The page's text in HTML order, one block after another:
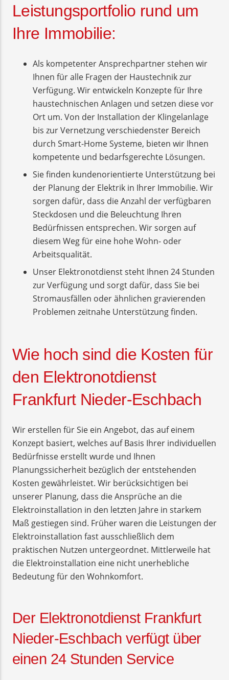
Leistungsportfolio rund um
Ihre Immobilie:
Als kompetenter Ansprechpartner stehen wir
Ihnen für alle Fragen der Haustechnik zur
Verfügung. Wir entwickeln Konzepte für Ihre
haustechnischen Anlagen und setzen diese vor
Ort um. Von der Installation der Klingelanlage
bis zur Vernetzung verschiedenster Bereich
durch Smart-Home Systeme, bieten wir Ihnen
kompetente und bedarfsgerechte Lösungen.
Sie finden kundenorientierte Unterstützung bei
der Planung der Elektrik in Ihrer Immobilie. Wir
sorgen dafür, dass die Anzahl der verfügbaren
Steckdosen und die Beleuchtung Ihren
Bedürfnissen entsprechen. Wir sorgen auf
diesem Weg für eine hohe Wohn- oder
Arbeitsqualität.
Unser Elektronotdienst steht Ihnen 24 Stunden
zur Verfügung und sorgt dafür, dass Sie bei
Stromausfällen oder ähnlichen gravierenden
Problemen zeitnahe Unterstützung finden.
Wie hoch sind die Kosten für
den Elektronotdienst
Frankfurt Nieder-Eschbach
Wir erstellen für Sie ein Angebot, das auf einem
Konzept basiert, welches auf Basis Ihrer individuellen
Bedürfnisse erstellt wurde und Ihnen
Planungssicherheit bezüglich der entstehenden
Kosten gewährleistet. Wir berücksichtigen bei
unserer Planung, dass die Ansprüche an die
Elektroinstallation in den letzten Jahre in starkem
Maß gestiegen sind. Früher waren die Leistungen der
Elektroinstallation fast ausschließlich dem
praktischen Nutzen untergeordnet. Mittlerweile hat
die Elektroinstallation eine nicht unerhebliche
Bedeutung für den Wohnkomfort.
Der Elektronotdienst Frankfurt
Nieder-Eschbach verfügt über
einen 24 Stunden Service